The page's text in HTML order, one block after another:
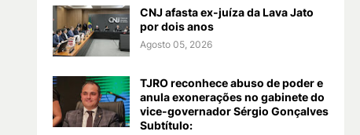
CNJ afasta ex-juíza da Lava Jato
por dois anos
Agosto 05, 2026
TJRO reconhece abuso de poder e
anula exonerações no gabinete do
vice-governador Sérgio Gonçalves
Subtítulo: